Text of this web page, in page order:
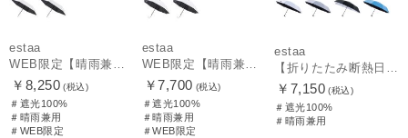
estaa
WEB限定【晴雨兼用自動開閉日傘】エスタ(estaa)REIKYAKUパラソル 55㎝ ラディクール 遮光100 UV100 ワンタッチ開閉
￥8,250 (税込)
＃遮光100%
＃晴雨兼用
＃WEB限定
estaa
WEB限定【晴雨兼用日傘】エスタ(estaa)REIKYAKUパラソル 55㎝ ラディクール 遮光100 UV100 ボタンジャンプ
￥7,700 (税込)
＃遮光100%
＃晴雨兼用
＃WEB限定
estaa
【折りたたみ断熱日傘】エスタ (estaa) ハニカム断熱パラソル 60㎝ 折りたたみ傘 晴雨兼用 一級遮光 UV
￥7,150 (税込)
＃遮光100%
＃晴雨兼用